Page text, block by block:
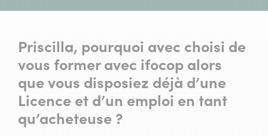
Priscilla, pourquoi avec choisi de
vous former avec ifocop alors
que vous disposiez déjà d’une
Licence et d’un emploi en tant
qu’acheteuse ?